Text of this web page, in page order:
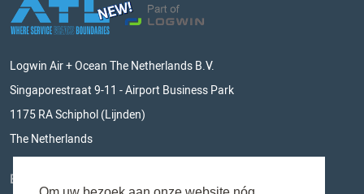
Logwin Air + Ocean The Netherlands B.V.
Singaporestraat 9-11 - Airport Business Park
1175 RA Schiphol (Lijnden)
The Netherlands
BLIJF OP DE HOOGTE